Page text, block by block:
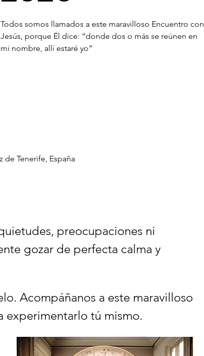
Todos somos llamados a este maravilloso Encuentro con
Jesús, porque Él dice: “donde dos o más se reúnen en
mi nombre, allí estaré yo”
de Tenerife, España
preocupaciones ni
gozar de perfecta calma y
Acompáñanos a este maravilloso
experimentarlo tú mismo.